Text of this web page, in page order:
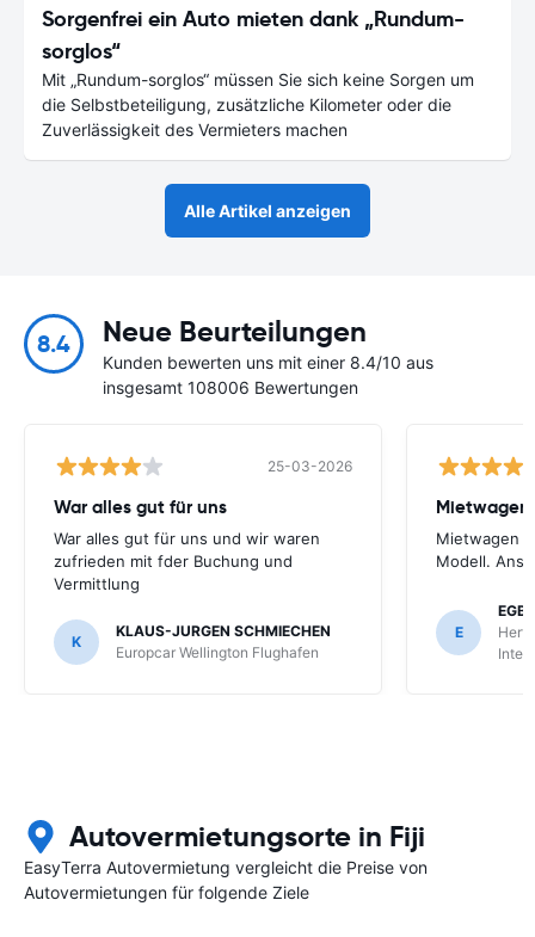
Sorgenfrei ein Auto mieten dank „Rundum-
sorglos“
Mit „Rundum-sorglos“ müssen Sie sich keine Sorgen um
die Selbstbeteiligung, zusätzliche Kilometer oder die
Zuverlässigkeit des Vermieters machen
Alle Artikel anzeigen
8.4 Neue Beurteilungen
Kunden bewerten uns mit einer 8.4/10 aus
insgesamt 108006 Bewertungen
25-03-2026
War alles gut für uns
War alles gut für uns und wir waren
zufrieden mit fder Buchung und
Vermittlung
K
KLAUS-JURGEN SCHMIECHEN
Europcar Wellington Flughafen
Mietwagen
Modell.
E
Autovermietungsorte in Fiji
EasyTerra Autovermietung vergleicht die Preise von
Autovermietungen für folgende Ziele